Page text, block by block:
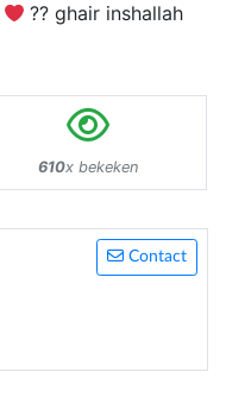
?? ghair inshallah
610x bekeken
Contact